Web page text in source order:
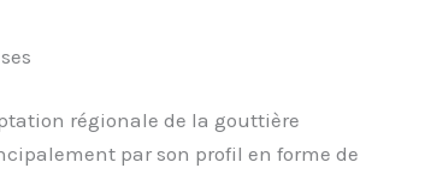
régionale de la gouttière
par son profil en forme de